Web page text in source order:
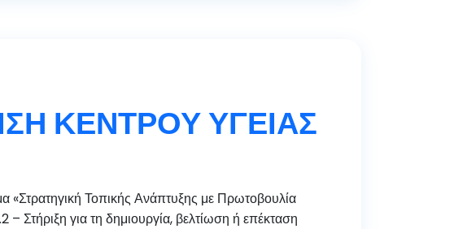
ΚΕΝΤΡΟΥ ΥΓΕΙΑΣ
Τοπικής Ανάπτυξης με Πρωτοβουλία
για τη δημιουργία, βελτίωση ή επέκταση